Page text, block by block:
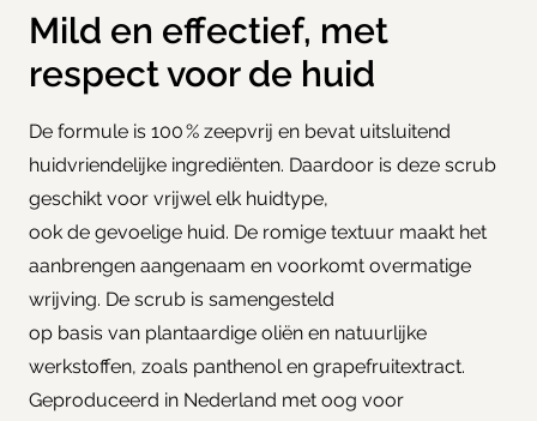
Mild en effectief, met
respect voor de huid
De formule is 100 % zeepvrij en bevat uitsluitend
huidvriendelijke ingrediënten. Daardoor is deze scrub
geschikt voor vrijwel elk huidtype,
ook de gevoelige huid. De romige textuur maakt het
aanbrengen aangenaam en voorkomt overmatige
wrijving. De scrub is samengesteld
op basis van plantaardige oliën en natuurlijke
werkstoffen, zoals panthenol en grapefruitextract.
Geproduceerd in Nederland met oog voor